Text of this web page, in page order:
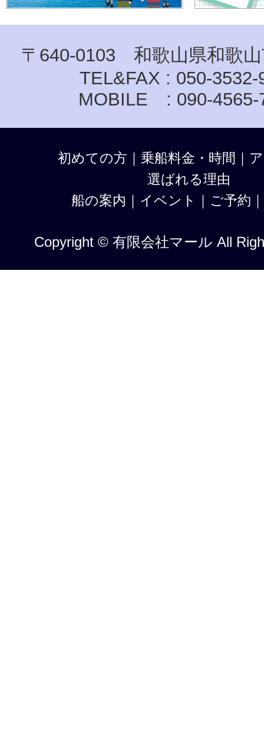
〒640-0103 和歌山県和歌山
TEL&FAX : 050-3532-
MOBILE : 090-4565-
初めての方 ｜ 乗船料金・時間 ｜
選ばれる理由
船の案内 ｜ イベント ｜ ご予約 ｜
Copyright © 有限会社マール All